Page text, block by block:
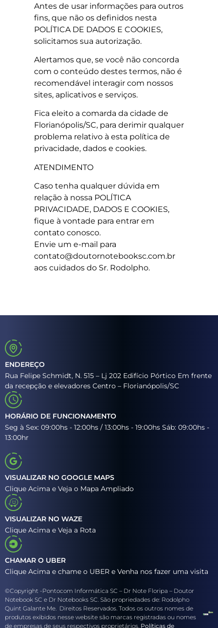
Antes de usar informações para outros
fins, que não os definidos nesta
POLÍTICA DE DADOS E COOKIES,
solicitamos sua autorização.
Alertamos que, se você não concorda
com o conteúdo destes termos, não é
recomendável interagir com nossos
sites, aplicativos e serviços.
Fica eleito a comarda da cidade de
Florianópolis/SC, para derimir qualquer
problema relativo à esta política de
privacidade, dados e cookies.
ATENDIMENTO
Caso tenha qualquer dúvida em
relação à nossa POLÍTICA
PRIVACIDADE, DADOS E COOKIES,
fique à vontade para entrar em
contato conosco.
Envie um e-mail para
contato@doutornotebooksc.com.br
aos cuidados do Sr. Rodolpho.
ENDEREÇO
Rua Felipe Schmidt, N. 515 – Lj 202 Edifício Pórtico Em frente
da recepção e elevadores Centro – Florianópolis/SC
HORÁRIO DE FUNCIONAMENTO
Seg à Sex: 09:00hs - 12:00hs / 13:00hs - 19:00hs Sáb: 09:00hs -
13:00hr
VISUALIZAR NO GOOGLE MAPS
Clique Acima e Veja o Mapa Ampliado
VISUALIZAR NO WAZE
Clique Acima e Veja a Rota
CHAMAR O UBER
Clique Acima e chame o UBER e Venha nos fazer uma visita
©Copyright -Pontocom Informática SC – Dr Note Floripa – Doutor
Notebook SC e Dr Notebooks SC. São propriedades de: Rodolpho
Quint Galante Me. Direitos Reservados. Todos os outros nomes de
produtos exibidos nesse website são marcas registradas ou nomes
de empresas de seus respectivos proprietários. Políticas de